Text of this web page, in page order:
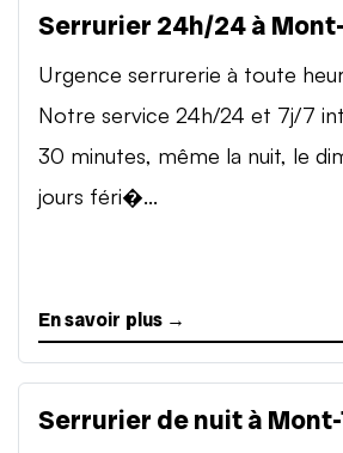
Serrurier 24h/24 à
Urgence serrurerie à toute
Notre service 24h/24 et 7j/7
30 minutes, même la nuit, le
jours féri�...
En savoir plus →
Serrurier de nuit à